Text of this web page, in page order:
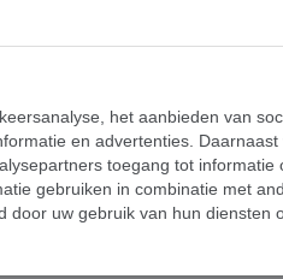
van de 4,8 mm micro
4,8 x 4,8 mm – dikte 4 mm
Glanzend of parelmoer,
Leverbaar in losse kleuren en
20 gram (±120 steentjes)
& Veelzijdig
het aanbieden van
en advertenties. Daarnaast
toegang tot informatie
gebruiken in combinatie met
door uw gebruik van hun diensten